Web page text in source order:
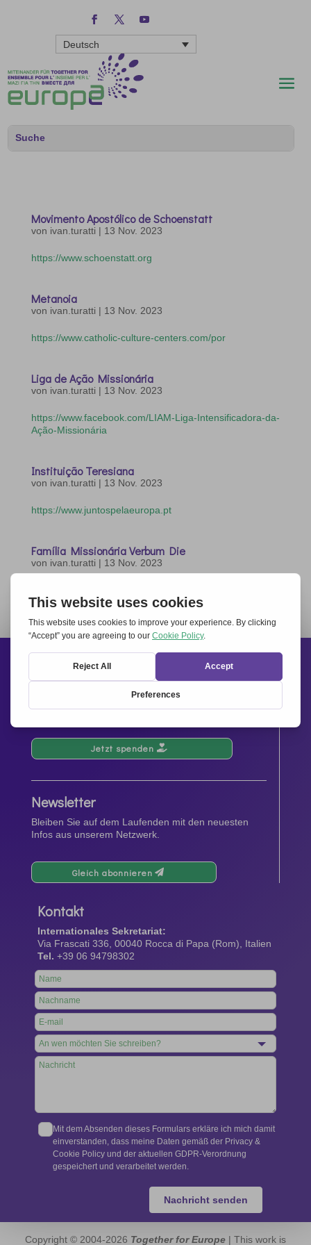
Deutsch
Movimento Apostólico de Schoenstatt
von ivan.turatti | 13 Nov. 2023
https://www.schoenstatt.org
Metanoia
von ivan.turatti | 13 Nov. 2023
https://www.catholic-culture-centers.com/por
Liga de Ação Missionária
von ivan.turatti | 13 Nov. 2023
https://www.facebook.com/LIAM-Liga-Intensificadora-da-
Ação-Missionária
Instituição Teresiana
von ivan.turatti | 13 Nov. 2023
https://www.juntospelaeuropa.pt
Família Missionária Verbum Die
von ivan.turatti | 13 Nov. 2023
« Ältere Einträge Nächste Einträge »
Unterstützen Sie uns
Aktivitäten, sowie zur Förderung und Verbreitung des
Geistes vonMiteinander für Europabei.
Jetzt spenden
Newsletter
Bleiben Sie auf dem Laufenden mit den neuesten
Infos aus unserem Netzwerk.
Gleich abonnieren
Kontakt
Internationales Sekretariat:
Via Frascati 336, 00040 Rocca di Papa (Rom), Italien
Tel. +39 06 94798302
Leave
this
field
blank
Mit dem Absenden dieses Formulars erkläre ich mich damit
einverstanden, dass meine Daten gemäß der Privacy &
Cookie Policy und der aktuellen GDPR-Verordnung
gespeichert und verarbeitet werden.
Nachricht senden
Copyright © 2004-2026 Together for Europe | This work is